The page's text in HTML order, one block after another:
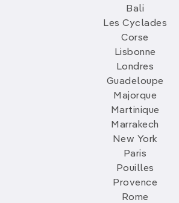
Bali
Les Cyclades
Corse
Lisbonne
Londres
Guadeloupe
Majorque
Martinique
Marrakech
New York
Paris
Pouilles
Provence
Rome